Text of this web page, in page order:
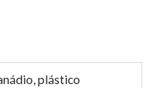
plástico